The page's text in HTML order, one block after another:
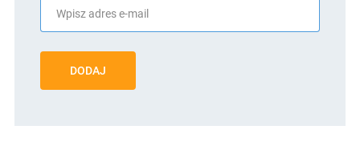
DODAJ